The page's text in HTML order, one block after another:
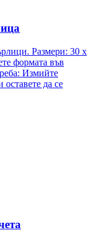
Размери: 30 х
формата във
Измийте
да се